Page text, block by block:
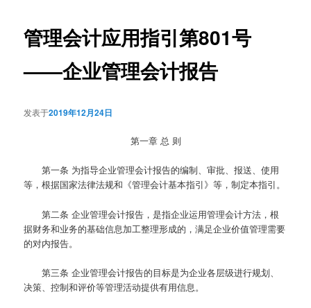
管理会计应用指引第801号
——企业管理会计报告
发表于2019年12月24日
第一章 总 则
第一条 为指导企业管理会计报告的编制、审批、报送、使用
等，根据国家法律法规和《管理会计基本指引》等，制定本指引。
第二条 企业管理会计报告，是指企业运用管理会计方法，根
据财务和业务的基础信息加工整理形成的，满足企业价值管理需要
的对内报告。
第三条 企业管理会计报告的目标是为企业各层级进行规划、
决策、控制和评价等管理活动提供有用信息。